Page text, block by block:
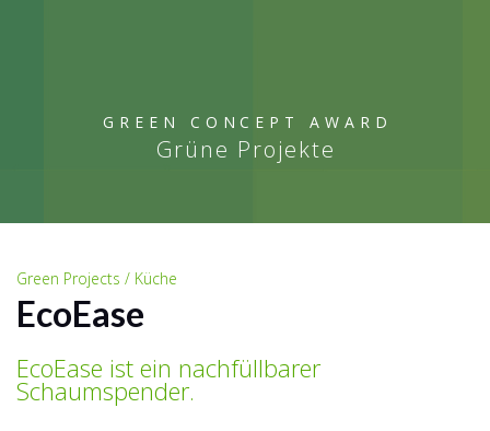
GREEN CONCEPT AWARD
Grüne Projekte
Green Projects / Küche
EcoEase
EcoEase ist ein nachfüllbarer
Schaumspender.